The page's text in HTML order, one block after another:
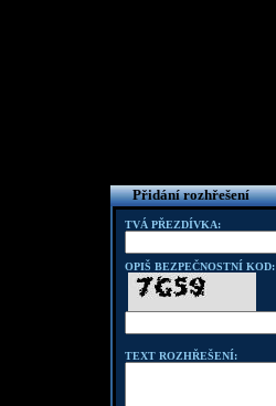
Přidání rozhřešení
TVÁ PŘEZDÍVKA:
OPIŠ BEZPEČNOSTNÍ KOD:
TEXT ROZHŘEŠENÍ: